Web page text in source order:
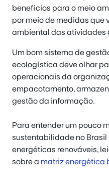
benefícios para o meio
por meio de medidas que
ambiental das atividades
Um bom sistema de
ecologística deve olhar
operacionais da
empacotamento,
gestão da informação.
Para entender um pouco
sustentabilidade no Brasil
energéticas renováveis,
sobre a matriz energética